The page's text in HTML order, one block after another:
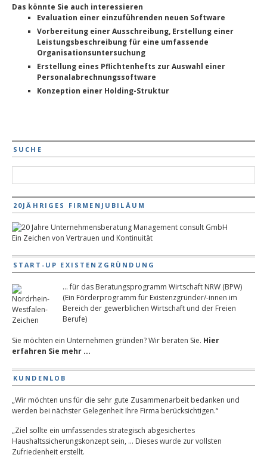
Das könnte Sie auch interessieren
Evaluation einer einzuführenden neuen Software
Vorbereitung einer Ausschreibung, Erstellung einer
Leistungsbeschreibung für eine umfassende
Organisationsuntersuchung
Erstellung eines Pflichtenhefts zur Auswahl einer
Personalabrechnungssoftware
Konzeption einer Holding-Struktur
SUCHE
20JÄHRIGES FIRMENJUBILÄUM
Ein Zeichen von Vertrauen und Kontinuität
START-UP EXISTENZGRÜNDUNG
... für das Beratungsprogramm Wirtschaft NRW (BPW)
(Ein Förderprogramm für Existenzgründer/-innen im
Bereich der gewerblichen Wirtschaft und der Freien
Berufe)
Sie möchten ein Unternehmen gründen? Wir beraten Sie. Hier
erfahren Sie mehr ...
KUNDENLOB
„Wir möchten uns für die sehr gute Zusammenarbeit bedanken und
werden bei nächster Gelegenheit Ihre Firma berücksichtigen.“
„Ziel sollte ein umfassendes strategisch abgesichertes
Haushaltssicherungskonzept sein, … Dieses wurde zur vollsten
Zufriedenheit erstellt.